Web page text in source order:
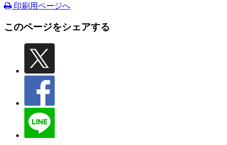
印刷用ページへ
このページをシェアする